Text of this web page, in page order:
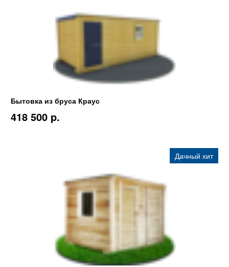
Бытовка из бруса Краус
418 500 p.
Дачный хит